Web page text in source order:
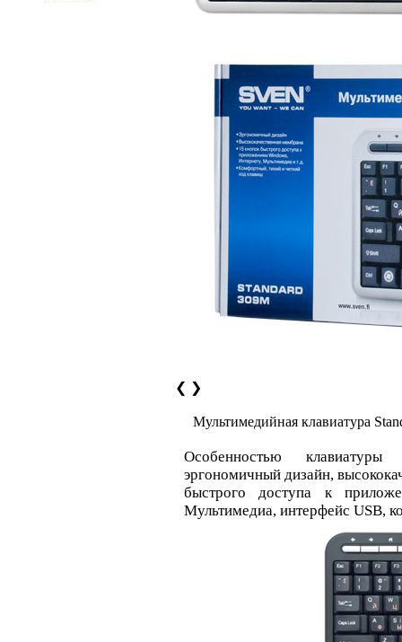
❮ ❯
Мультимедийная клавиатура
Особенностью
эргономичный дизайн,
быстрого доступа к
Мультимедиа, интерфейс USB,